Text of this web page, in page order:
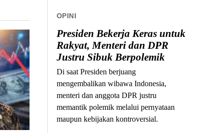
OPINI
Presiden Bekerja Keras untuk
Rakyat, Menteri dan DPR
Justru Sibuk Berpolemik
Di saat Presiden berjuang
mengembalikan wibawa Indonesia,
menteri dan anggota DPR justru
memantik polemik melalui pernyataan
maupun kebijakan kontroversial.